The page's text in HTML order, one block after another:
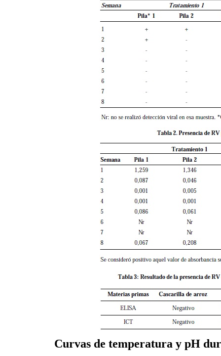
Curvas de temperatura y pH